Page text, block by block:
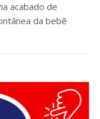
acabado de
da bebê